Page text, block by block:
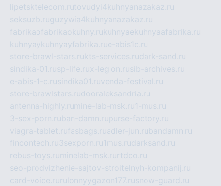
lipetsktelecom.rutovudyi4kuhnyanazakaz.ru
seksuzb.ruguzywia4kuhnyanazakaz.ru
fabrikaofabrikaokuhny.rukuhnyaekuhnyaafabrika.ru
kuhnyaykuhnyayfabrika.rue-abis1c.ru
store-brawl-stars.rukts-services.rudark-sand.ru
sindika-01.rusp-life.rux-legion.rusib-archives.ru
e-abis-1-c.rusindika01.ruvenda-festival.ru
store-brawlstars.rudooraleksandria.ru
antenna-highly.ru mine-lab-msk.ru1-mus.ru
3-sex-porn.ruban-damn.rupurse-factory.ru
viagra-tablet.rufasbags.ruadler-jun.rubandamn.ru
fincontech.ru3sexporn.ru1mus.rudarksand.ru
rebus-toys.ru minelab-msk.ru rtdco.ru
seo-prodvizhenie-sajtov-stroitelnyh-kompanij.ru
card-voice.ru rulonnyygazon177.rusnow-guard.ru